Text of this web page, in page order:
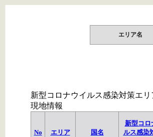
エリア名
新型コロナウイルス感染対策エリ
現地情報
No エリア 国名
新型コロ
ルス感染